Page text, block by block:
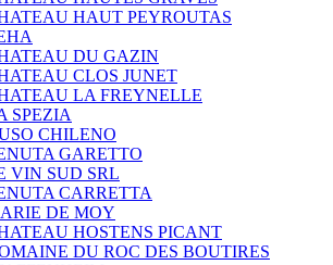
HAUT PEYROUTAS
DU GAZIN
CLOS JUNET
LA FREYNELLE
SPEZIA
CHILENO
GARETTO
VIN SUD SRL
CARRETTA
DE MOY
HOSTENS PICANT
DU ROC DES BOUTIRES